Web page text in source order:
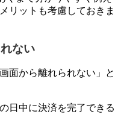
リットも考慮しておきま
ない
面から離れられない」と
日中に決済を完了できる